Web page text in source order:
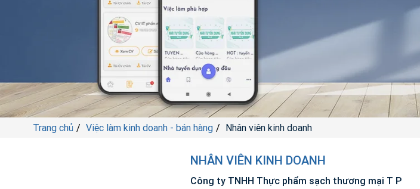
Trang chủ Việc làm kinh doanh - bán hàng Nhân viên kinh doanh
NHÂN VIÊN KINH DOANH
Công ty TNHH Thực phẩm sạch thương mại T P